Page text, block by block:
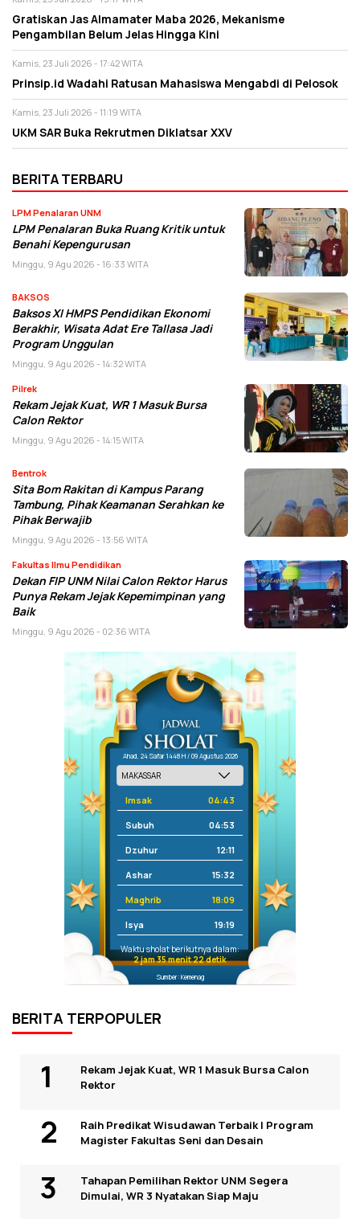
Gratiskan Jas Almamater Maba 2026, Mekanisme
Pengambilan Belum Jelas Hingga Kini
Kamis, 23 Juli 2026 - 17:42 WITA
Prinsip.id Wadahi Ratusan Mahasiswa Mengabdi di Pelosok
Kamis, 23 Juli 2026 - 11:19 WITA
UKM SAR Buka Rekrutmen Diklatsar XXV
BERITA TERBARU
LPM Penalaran UNM
LPM Penalaran Buka Ruang Kritik untuk
Benahi Kepengurusan
Minggu, 9 Agu 2026 - 16:33 WITA
BAKSOS
Baksos XI HMPS Pendidikan Ekonomi
Berakhir, Wisata Adat Ere Tallasa Jadi
Program Unggulan
Minggu, 9 Agu 2026 - 14:32 WITA
Pilrek
Rekam Jejak Kuat, WR 1 Masuk Bursa
Calon Rektor
Minggu, 9 Agu 2026 - 14:15 WITA
Bentrok
Sita Bom Rakitan di Kampus Parang
Tambung, Pihak Keamanan Serahkan ke
Pihak Berwajib
Minggu, 9 Agu 2026 - 13:56 WITA
Fakultas Ilmu Pendidikan
Dekan FIP UNM Nilai Calon Rektor Harus
Punya Rekam Jejak Kepemimpinan yang
Baik
Minggu, 9 Agu 2026 - 02:36 WITA
Ahad, 24 Safar 1448 H / 09 Agustus 2026
Imsak 04:43
Subuh 04:53
Dzuhur 12:11
Ashar 15:32
Maghrib 18:09
Isya 19:19
Waktu sholat berikutnya dalam:
2 jam 35 menit 22 detik
Sumber: Kemenag
BERITA TERPOPULER
Rekam Jejak Kuat, WR 1 Masuk Bursa Calon
Rektor
Raih Predikat Wisudawan Terbaik I Program
Magister Fakultas Seni dan Desain
Tahapan Pemilihan Rektor UNM Segera
Dimulai, WR 3 Nyatakan Siap Maju